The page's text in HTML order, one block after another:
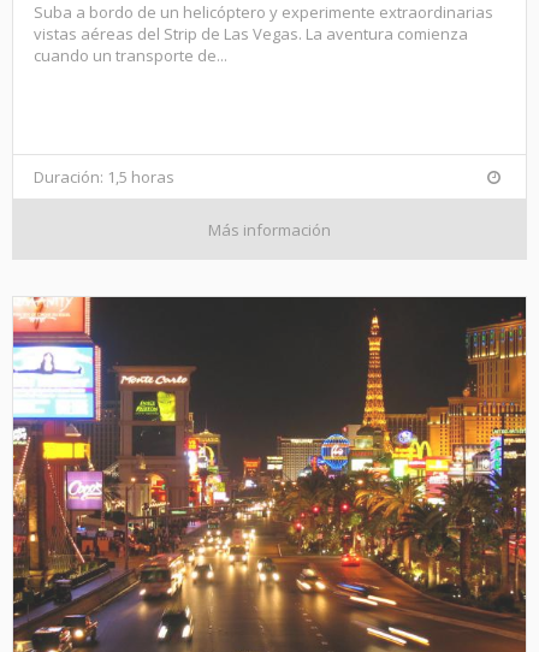
Suba a bordo de un helicóptero y experimente extraordinarias
vistas aéreas del Strip de Las Vegas. La aventura comienza
cuando un transporte de...
Duración: 1,5 horas
Más información